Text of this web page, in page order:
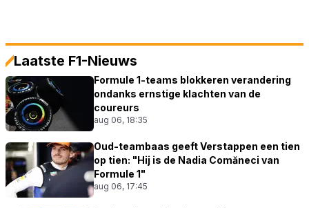
Laatste F1-Nieuws
Formule 1-teams blokkeren verandering
ondanks ernstige klachten van de
coureurs
aug 06, 18:35
Oud-teambaas geeft Verstappen een tien
op tien: "Hij is de Nadia Comăneci van
Formule 1"
aug 06, 17:45